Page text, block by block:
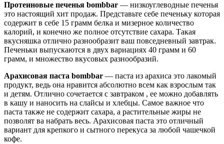
Протеиновые печенья bombbar — низкоуглеводные печенья
это настоящий хит продаж. Представьте себе печеньку которая
содержит в себе 15 грамм белка и мизерное количество
калорий, и конечно же полное отсутствие сахара. Такая
вкусняшка отлично разнообразит ваш повседневный завтрак.
Печеньки выпускаются в двух вариациях 40 грамм и 60
грамм, и множество вкусовых разнообразий.
Арахисовая паста bombbar — паста из арахиса это лакомый
продукт, ведь она нравится абсолютно всем как взрослым так
и детям. Отлично сочетается с завтраком , ее можно добавлять
в кашу и наносить на слайсы и хлебцы. Самое важное что
паста также не содержит сахара, а растительные жиры не
позволят ва набрать весь. Арахисовая паста это отличный
вариант для крепкого и сытного перекуса за любой чашечкой
кофе.